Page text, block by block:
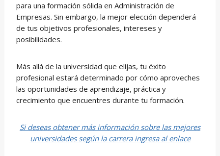
para una formación sólida en Administración de
Empresas. Sin embargo, la mejor elección dependerá
de tus objetivos profesionales, intereses y
posibilidades.
Más allá de la universidad que elijas, tu éxito
profesional estará determinado por cómo aproveches
las oportunidades de aprendizaje, práctica y
crecimiento que encuentres durante tu formación.
Si deseas obtener más información sobre las mejores
universidades según la carrera ingresa al enlace